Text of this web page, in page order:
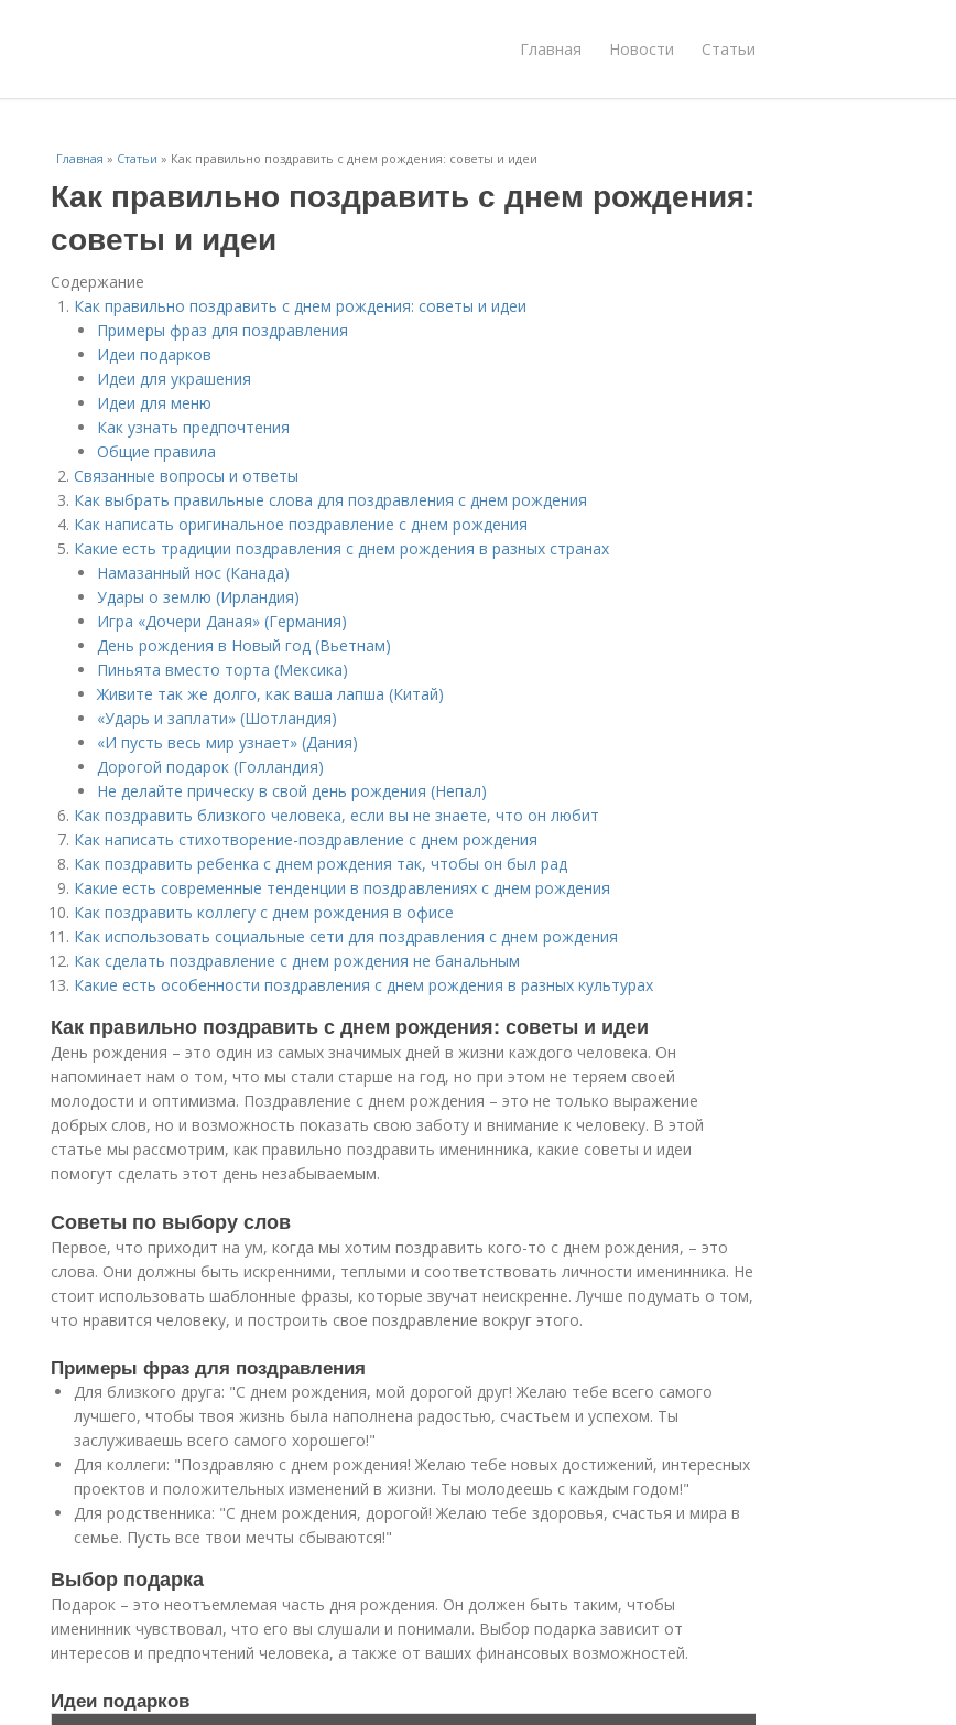
Главная Новости Статьи
Главная » Статьи » Как правильно поздравить с днем рождения: советы и идеи
Как правильно поздравить с днем рождения:
советы и идеи
Содержание
Как правильно поздравить с днем рождения: советы и идеи
Примеры фраз для поздравления
Идеи подарков
Идеи для украшения
Идеи для меню
Как узнать предпочтения
Общие правила
Связанные вопросы и ответы
Как выбрать правильные слова для поздравления с днем рождения
Как написать оригинальное поздравление с днем рождения
Какие есть традиции поздравления с днем рождения в разных странах
Намазанный нос (Канада)
Удары о землю (Ирландия)
Игра «Дочери Даная» (Германия)
День рождения в Новый год (Вьетнам)
Пиньята вместо торта (Мексика)
Живите так же долго, как ваша лапша (Китай)
«Ударь и заплати» (Шотландия)
«И пусть весь мир узнает» (Дания)
Дорогой подарок (Голландия)
Не делайте прическу в свой день рождения (Непал)
Как поздравить близкого человека, если вы не знаете, что он любит
Как написать стихотворение-поздравление с днем рождения
Как поздравить ребенка с днем рождения так, чтобы он был рад
Какие есть современные тенденции в поздравлениях с днем рождения
Как поздравить коллегу с днем рождения в офисе
Как использовать социальные сети для поздравления с днем рождения
Как сделать поздравление с днем рождения не банальным
Какие есть особенности поздравления с днем рождения в разных культурах
Как правильно поздравить с днем рождения: советы и идеи
День рождения – это один из самых значимых дней в жизни каждого человека. Он
напоминает нам о том, что мы стали старше на год, но при этом не теряем своей
молодости и оптимизма. Поздравление с днем рождения – это не только выражение
добрых слов, но и возможность показать свою заботу и внимание к человеку. В этой
статье мы рассмотрим, как правильно поздравить именинника, какие советы и идеи
помогут сделать этот день незабываемым.
Советы по выбору слов
Первое, что приходит на ум, когда мы хотим поздравить кого-то с днем рождения, – это
слова. Они должны быть искренними, теплыми и соответствовать личности именинника. Не
стоит использовать шаблонные фразы, которые звучат неискренне. Лучше подумать о том,
что нравится человеку, и построить свое поздравление вокруг этого.
Примеры фраз для поздравления
Для близкого друга: "С днем рождения, мой дорогой друг! Желаю тебе всего самого
лучшего, чтобы твоя жизнь была наполнена радостью, счастьем и успехом. Ты
заслуживаешь всего самого хорошего!"
Для коллеги: "Поздравляю с днем рождения! Желаю тебе новых достижений, интересных
проектов и положительных изменений в жизни. Ты молодеешь с каждым годом!"
Для родственника: "С днем рождения, дорогой! Желаю тебе здоровья, счастья и мира в
семье. Пусть все твои мечты сбываются!"
Выбор подарка
Подарок – это неотъемлемая часть дня рождения. Он должен быть таким, чтобы
именинник чувствовал, что его вы слушали и понимали. Выбор подарка зависит от
интересов и предпочтений человека, а также от ваших финансовых возможностей.
Идеи подарков